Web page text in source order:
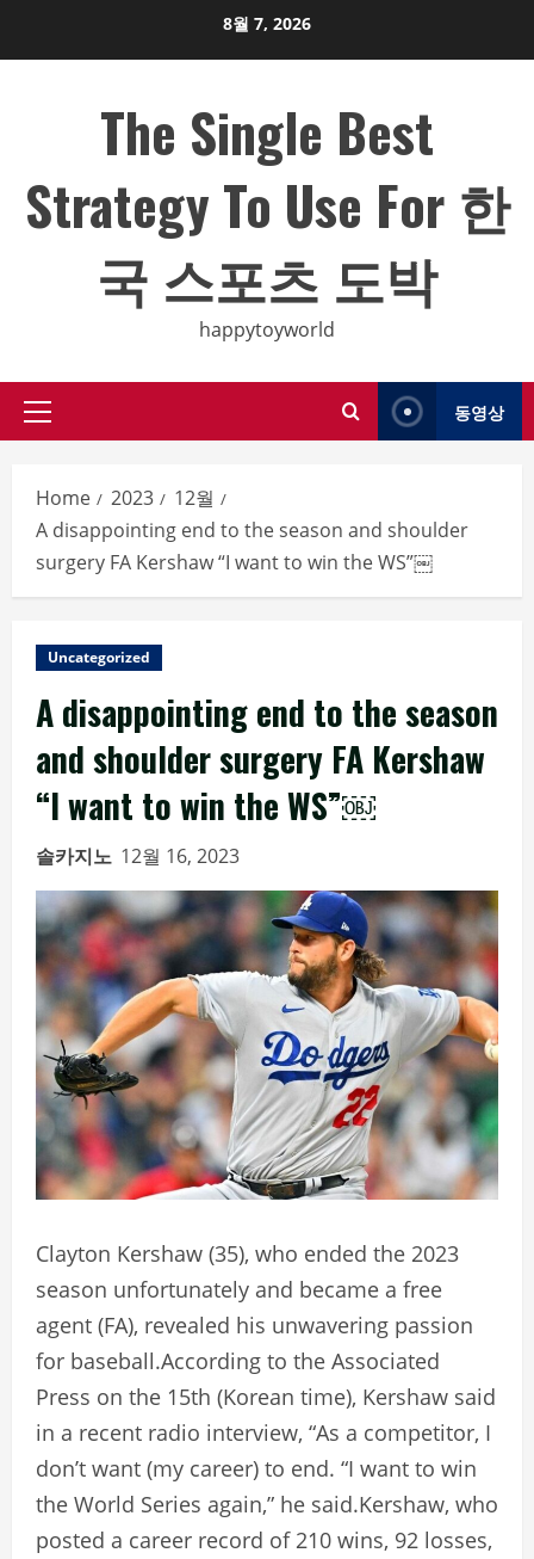
8월 7, 2026
The Single Best
Strategy To Use For 한
국 스포츠 도박
happytoyworld
Primary
동영상
Home 2023
12월
A disappointing end to the season and shoulder
surgery FA Kershaw “I want to win the WS”￼
Uncategorized
A disappointing end to the season
and shoulder surgery FA Kershaw
“I want to win the WS”￼
솔카지노 12월 16, 2023
Clayton Kershaw (35), who ended the 2023
season unfortunately and became a free
agent (FA), revealed his unwavering passion
for baseball.According to the Associated
Press on the 15th (Korean time), Kershaw said
in a recent radio interview, “As a competitor, I
don’t want (my career) to end. “I want to win
the World Series again,” he said.Kershaw, who
posted a career record of 210 wins, 92 losses,